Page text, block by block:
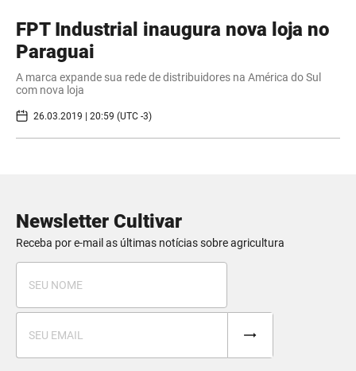
FPT Industrial inaugura nova loja no
Paraguai
A marca expande sua rede de distribuidores na América do Sul
com nova loja
26.03.2019 | 20:59 (UTC -3)
Newsletter Cultivar
Receba por e-mail as últimas notícias sobre agricultura